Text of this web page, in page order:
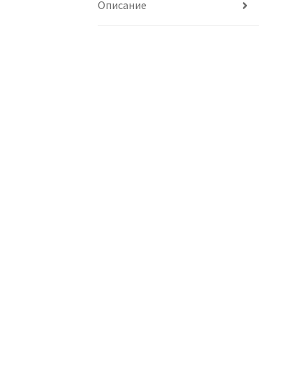
Описание